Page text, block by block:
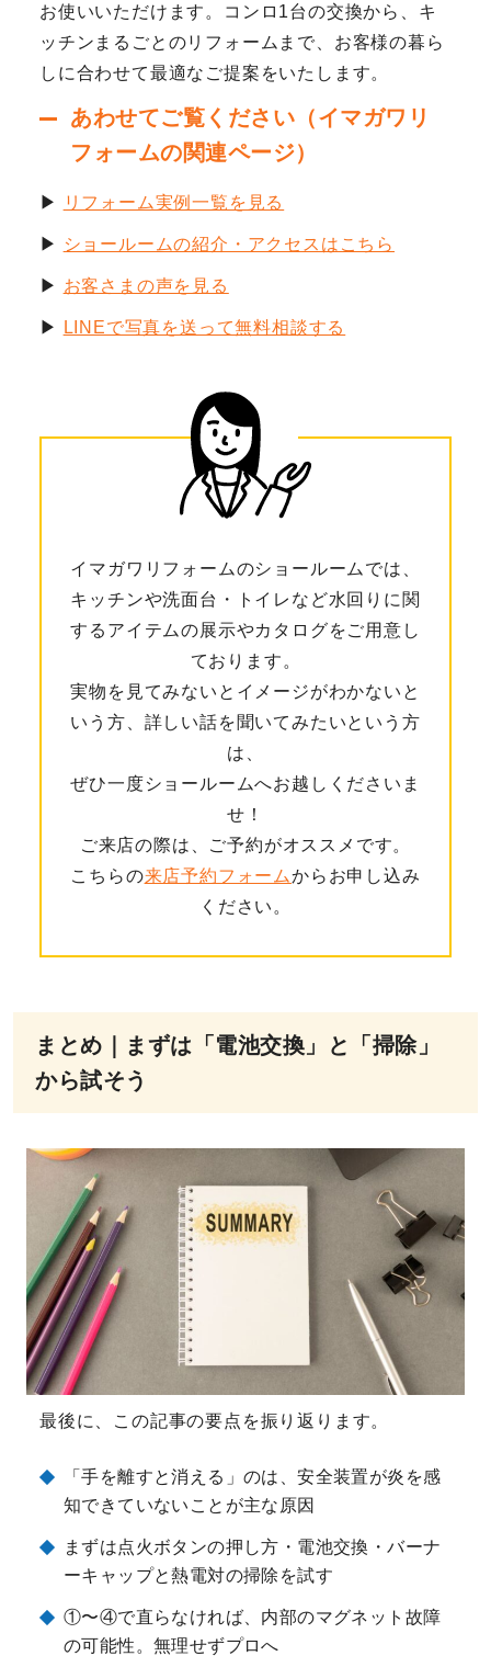
お使いいただけます。コンロ1台の交換から、キ
ッチンまるごとのリフォームまで、お客様の暮ら
しに合わせて最適なご提案をいたします。
あわせてご覧ください（イマガワリ
フォームの関連ページ）
▶ リフォーム実例一覧を見る
▶ ショールームの紹介・アクセスはこちら
▶ お客さまの声を見る
▶ LINEで写真を送って無料相談する
イマガワリフォームのショールームでは、
キッチンや洗面台・トイレなど水回りに関
するアイテムの展示やカタログをご用意し
ております。
実物を見てみないとイメージがわかないと
いう方、詳しい話を聞いてみたいという方
は、
ぜひ一度ショールームへお越しくださいま
せ！
ご来店の際は、ご予約がオススメです。
こちらの来店予約フォームからお申し込み
ください。
まとめ｜まずは「電池交換」と「掃除」
から試そう
最後に、この記事の要点を振り返ります。
「手を離すと消える」のは、安全装置が炎を感
知できていないことが主な原因
まずは点火ボタンの押し方・電池交換・バーナ
ーキャップと熱電対の掃除を試す
①〜④で直らなければ、内部のマグネット故障
の可能性。無理せずプロへ